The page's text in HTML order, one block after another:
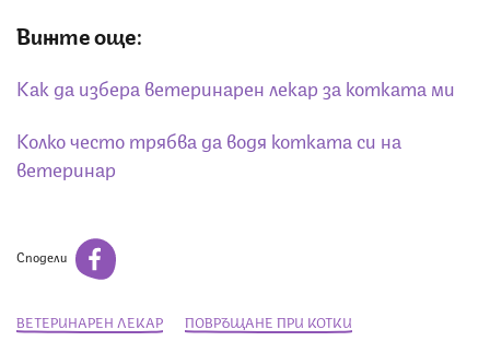
Вижте още:
Как да избера ветеринарен лекар за котката ми
Колко често трябва да водя котката си на
ветеринар
Сподели
ВЕТЕРИНАРЕН ЛЕКАР
ПОВРЪЩАНЕ ПРИ КОТКИ